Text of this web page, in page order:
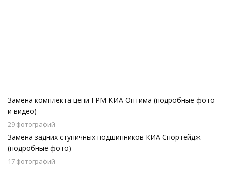
Замена комплекта цепи ГРМ КИА Оптима (подробные фото
и видео)
29 фотографий
Замена задних ступичных подшипников КИА Спортейдж
(подробные фото)
17 фотографий